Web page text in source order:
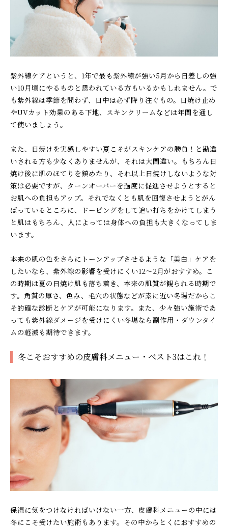
紫外線ケアというと、1年で最も紫外線が強い5月から日差しの強
い10月頃にやるものと思われている方もいるかもしれません。で
も紫外線は季節を問わず、日中は必ず降り注ぐもの。日焼け止め
やUVカット効果のある下地、スキンクリームなどは年間を通し
て使いましょう。
また、日焼けを実感しやすい夏こそがスキンケアの勝負！と勘違
いされる方も少なくありませんが、それは大間違い。もちろん日
焼け後に肌のほてりを鎮めたり、それ以上日焼けしないような対
策は必要ですが、ターンオーバーを過度に促進させようとすると
お肌への負担もアップ。それでなくとも肌を回復させようとがん
ばっているところに、ドーピングをして追い打ちをかけてしまう
と肌はもちろん、人によっては身体への負担も大きくなってしま
います。
本来の肌の色をさらにトーンアップさせるような「美白」ケアを
したいなら、紫外線の影響を受けにくい12～2月がおすすめ。こ
の時期は夏の日焼け肌も落ち着き、本来の肌質が観られる時期で
す。角質の厚さ、色み、毛穴の状態などが素に近い冬場だからこ
そ的確な診断とケアが可能になります。また、少々強い施術であ
っても紫外線ダメージを受けにくい冬場なら副作用・ダウンタイ
ムの軽減も期待できます。
冬こそおすすめの皮膚科メニュー・ベスト3はこれ！
保湿に気をつけなければいけない一方、皮膚科メニューの中には
冬にこそ受けたい施術もあります。その中からとくにおすすめの